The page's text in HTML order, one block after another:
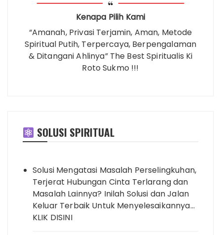
Kenapa Pilih Kami
“Amanah, Privasi Terjamin, Aman, Metode
Spiritual Putih, Terpercaya, Berpengalaman
& Ditangani Ahlinya” The Best Spiritualis Ki
Roto Sukmo !!!
SOLUSI SPIRITUAL
Solusi Mengatasi Masalah Perselingkuhan,
Terjerat Hubungan Cinta Terlarang dan
Masalah Lainnya? Inilah Solusi dan Jalan
Keluar Terbaik Untuk Menyelesaikannya…
KLIK DISINI